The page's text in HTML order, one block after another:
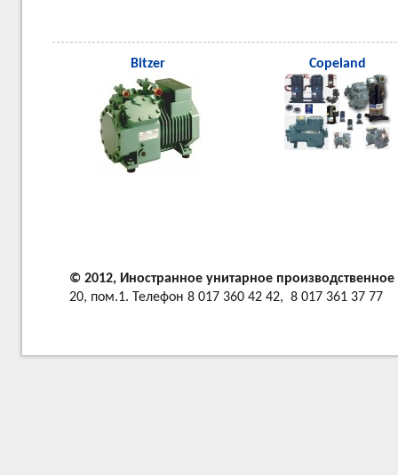
Bitzer Copeland
© 2012, Иностранное унитарное
20, пом.1. Телефон 8 017 360 42 42, 8 017 361 37 77